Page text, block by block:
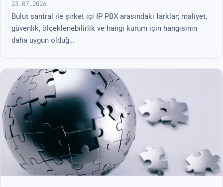
23.07.2026
Bulut santral ile şirket içi IP PBX arasındaki farklar; maliyet,
güvenlik, ölçeklenebilirlik ve hangi kurum için hangisinin
daha uygun olduğ…